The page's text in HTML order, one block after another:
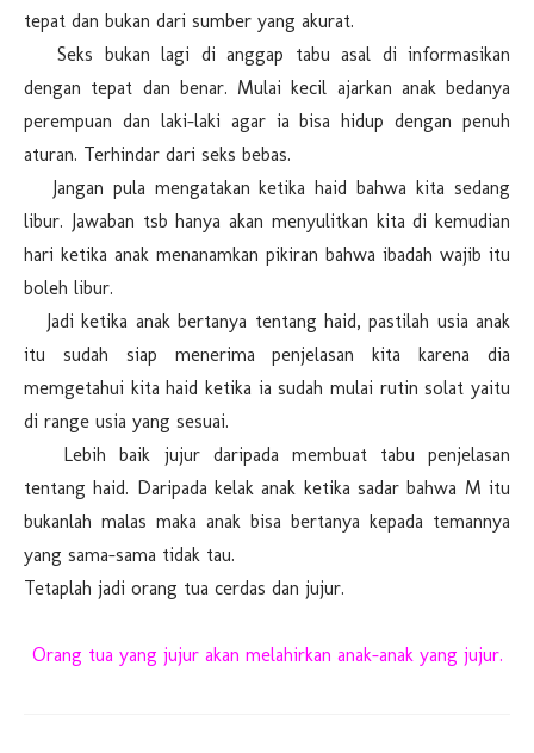
tepat dan bukan dari sumber yang akurat.
Seks bukan lagi di anggap tabu asal di informasikan
dengan tepat dan benar. Mulai kecil ajarkan anak bedanya
perempuan dan laki-laki agar ia bisa hidup dengan penuh
aturan. Terhindar dari seks bebas.
Jangan pula mengatakan ketika haid bahwa kita sedang
libur. Jawaban tsb hanya akan menyulitkan kita di kemudian
hari ketika anak menanamkan pikiran bahwa ibadah wajib itu
boleh libur.
Jadi ketika anak bertanya tentang haid, pastilah usia anak
itu sudah siap menerima penjelasan kita karena dia
memgetahui kita haid ketika ia sudah mulai rutin solat yaitu
di range usia yang sesuai.
Lebih baik jujur daripada membuat tabu penjelasan
tentang haid. Daripada kelak anak ketika sadar bahwa M itu
bukanlah malas maka anak bisa bertanya kepada temannya
yang sama-sama tidak tau.
Tetaplah jadi orang tua cerdas dan jujur.
Orang tua yang jujur akan melahirkan anak-anak yang jujur.